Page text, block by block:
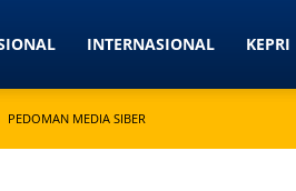
INTERNASIONAL KEPRI
PEDOMAN MEDIA SIBER